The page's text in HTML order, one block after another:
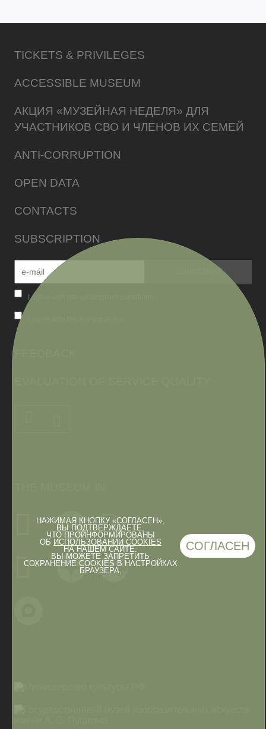
НАЖИМАЯ КНОПКУ «СОГЛАСЕН»,
ВЫ ПОДТВЕРЖДАЕТЕ,
ЧТО ПРОИНФОРМИРОВАНЫ
ОБ ИСПОЛЬЗОВАНИИ COOKIES
НА НАШЕМ САЙТЕ.
ВЫ МОЖЕТЕ ЗАПРЕТИТЬ
СОХРАНЕНИЕ COOKIES В НАСТРОЙКАХ
БРАУЗЕРА.
СОГЛАСЕН
TICKETS & PRIVILEGES
ACCESSIBLE MUSEUM
АКЦИЯ «МУЗЕЙНАЯ НЕДЕЛЯ» ДЛЯ
УЧАСТНИКОВ СВО И ЧЛЕНОВ ИХ СЕМЕЙ
ANTI-CORRUPTION
OPEN DATA
CONTACTS
SUBSCRIPTION
I agree with the subscription conditions